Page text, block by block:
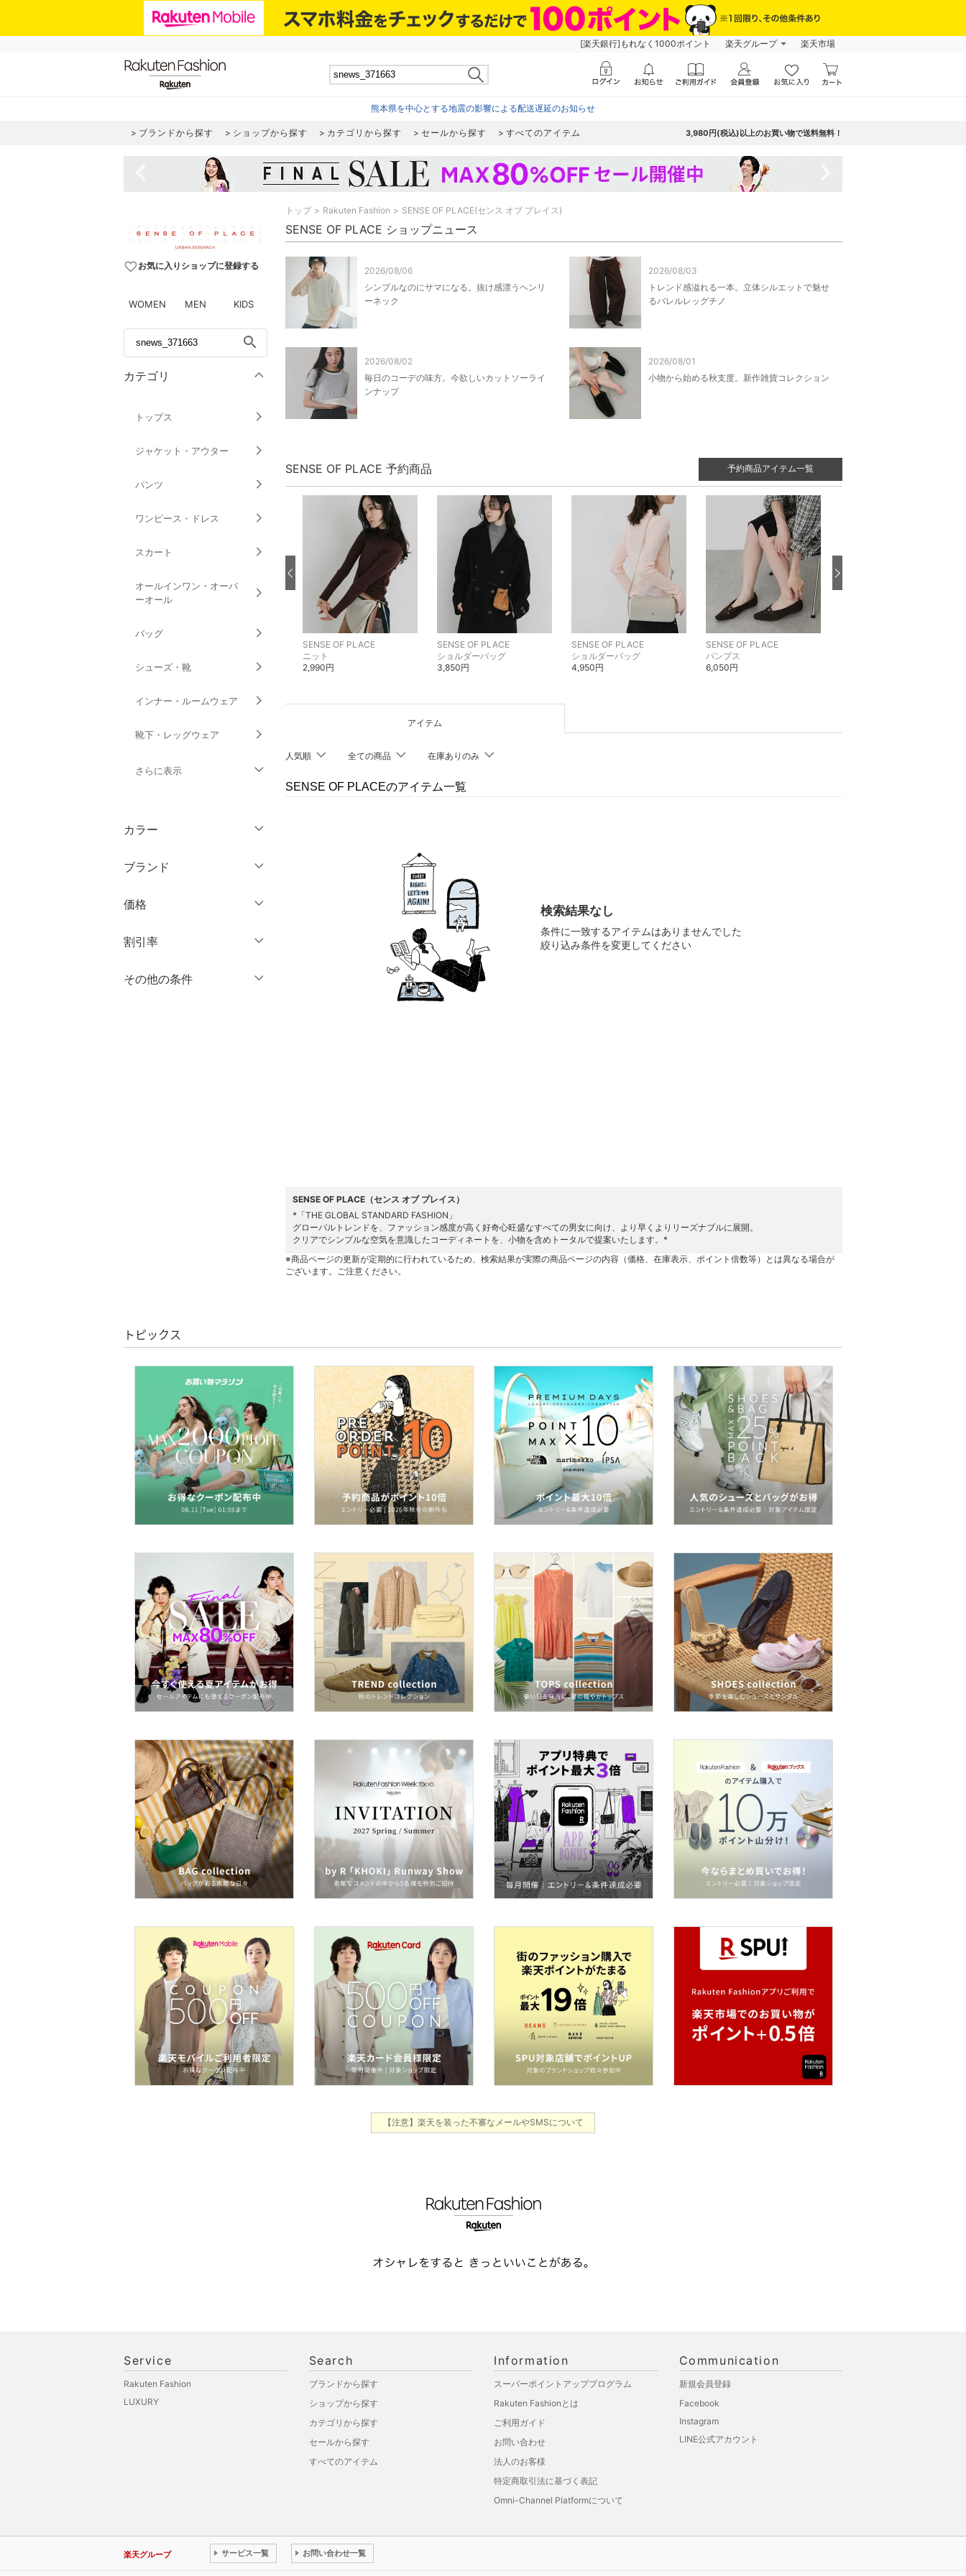
[楽天銀行]もれなく1000ポイント 楽天グループ 楽天市場
熊本県を中心とする地震の影響による配送遅延のお知らせ
ブランドから探す ショップから探す カテゴリから探す セールから探す すべてのアイテム 3,980円(税込)以上のお買い物で送料無料！
favorite_borderお気に入りショップに登録する
WOMEN MEN KIDS
search
カテゴリ
トップス
ジャケット・アウター
パンツ
ワンピース・ドレス
スカート
オールインワン・オーバ
ーオール
バッグ
シューズ・靴
インナー・ルームウェア
靴下・レッグウェア
さらに表示
アクセサリー・腕時計
財布・ポーチ・ケース
帽子
ヘアアクセサリー
マタニティウェア・ベビ
ー用品
フレグランス
コフレ・キット・セット
食器・調理器具・キッチ
ン用品
インテリア・生活雑貨
スマホグッズ・オーディ
文房具
ペット用品
福袋・ギフト・その他
カラー
クリア
ブランド
価格
絞り込み
割引率
％OFF～ ％OFF
その他の条件
トップ Rakuten Fashion SENSE OF PLACE(センス オブ プレイス)
SENSE OF PLACE ショップニュース
2026/08/06
シンプルなのにサマになる。抜け感漂うヘンリ
ーネック
2026/08/03
トレンド感溢れる一本。立体シルエットで魅せ
るバレルレッグチノ
2026/08/02
毎日のコーデの味方。今欲しいカットソーライ
ンナップ
2026/08/01
小物から始める秋支度。新作雑貨コレクション
SENSE OF PLACE 予約商品 予約商品アイテム一覧
6,600円
SENSE OF PLACE
ニット
2,990円
SENSE OF PLACE
ショルダーバッグ
3,850円
SENSE OF PLACE
ショルダーバッグ
4,950円
SENSE OF PLACE
パンプス
6,050円
アイテム
人気順 全ての商品 在庫ありのみ
SENSE OF PLACEのアイテム一覧
検索結果なし
条件に一致するアイテムはありませんでした
絞り込み条件を変更してください
SENSE OF PLACE（センス オブ プレイス）
*「THE GLOBAL STANDARD FASHION」
グローバルトレンドを、ファッション感度が高く好奇心旺盛なすべての男女に向け、より早くよりリーズナブルに展開。
クリアでシンプルな空気を意識したコーディネートを、小物を含めトータルで提案いたします。*
※商品ページの更新が定期的に行われているため、検索結果が実際の商品ページの内容（価格、在庫表示、ポイント倍数等）とは異なる場合が
ございます。ご注意ください。
トピックス
【注意】楽天を装った不審なメールやSMSについて
Service
Rakuten Fashion
LUXURY
Search
ブランドから探す
ショップから探す
カテゴリから探す
セールから探す
すべてのアイテム
Information
スーパーポイントアッププログラム
Rakuten Fashionとは
ご利用ガイド
お問い合わせ
法人のお客様
特定商取引法に基づく表記
Omni-Channel Platformについて
Communication
新規会員登録
Facebook
Instagram
LINE公式アカウント
楽天グループ サービス一覧 お問い合わせ一覧